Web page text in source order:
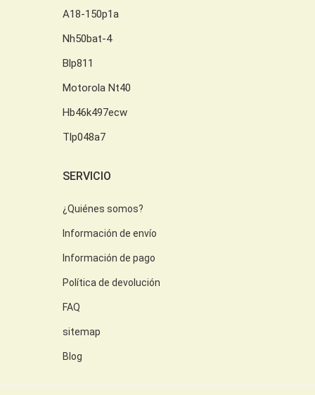
A18-150p1a
Nh50bat-4
Blp811
Motorola Nt40
Hb46k497ecw
Tlp048a7
SERVICIO
¿Quiénes somos?
Información de envío
Información de pago
Política de devolución
FAQ
sitemap
Blog